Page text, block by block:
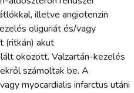
illetve angiotenzin
oliguriát és/vagy
(ritkán) akut
okozott. Valzartán-kezelés
számoltak be. A
myocardialis infarctus utáni